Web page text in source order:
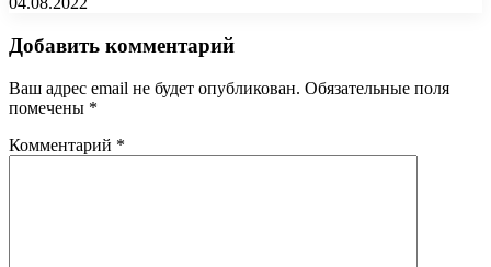
Добавить комментарий
Ваш адрес email не будет опубликован. Обязательные поля
помечены *
Комментарий *